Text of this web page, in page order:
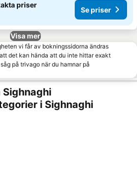
priser
Se priser
Visa mer
vi får av bokningssidorna ändras
det kan hända att du inte hittar exakt
på trivago när du hamnar på
i Sighnaghi